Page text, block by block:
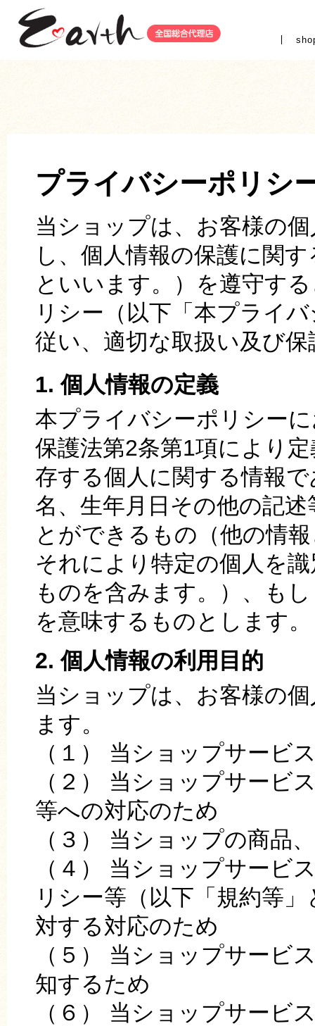
プライバシーポリシ
当ショップは、お客様の
し、個人情報の保護に関
といいます。）を遵守す
リシー（以下「本プライ
従い、適切な取扱い及び
1. 個人情報の定義
本プライバシーポリシー
保護法第2条第1項により
存する個人に関する情報
名、生年月日その他の記
とができるもの（他の情
それにより特定の個人を
ものを含みます。）、も
を意味するものとします。
2. 個人情報の利用目的
当ショップは、お客様の
ます。
（１） 当ショップサービ
（２） 当ショップサービ
等への対応のため
（３） 当ショップの商品
（４） 当ショップサービ
リシー等（以下「規約等
対する対応のため
（５） 当ショップサービ
知するため
（６） 当ショップサービ